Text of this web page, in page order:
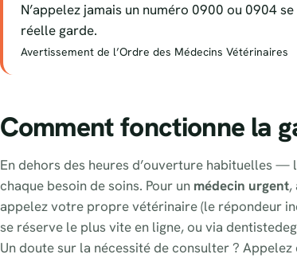
N’appelez jamais un numéro 0900 ou 0904
réelle garde.
Avertissement de l’Ordre des Médecins Vétérinaires
Comment fonctionne la
En dehors des heures d’ouverture habituelles
chaque besoin de soins. Pour un médecin urgent,
appelez votre propre vétérinaire (le répondeur
se réserve le plus vite en ligne, ou via
Un doute sur la nécessité de consulter ?